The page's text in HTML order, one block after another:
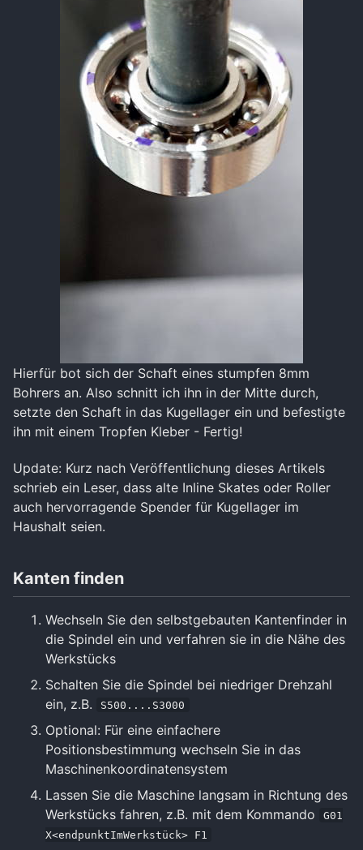
Hierfür bot sich der Schaft eines stumpfen 8mm
Bohrers an. Also schnitt ich ihn in der Mitte durch,
setzte den Schaft in das Kugellager ein und befestigte
ihn mit einem Tropfen Kleber - Fertig!
Update: Kurz nach Veröffentlichung dieses Artikels
schrieb ein Leser, dass alte Inline Skates oder Roller
auch hervorragende Spender für Kugellager im
Haushalt seien.
Kanten finden
Wechseln Sie den selbstgebauten Kantenfinder in
die Spindel ein und verfahren sie in die Nähe des
Werkstücks
Schalten Sie die Spindel bei niedriger Drehzahl
ein, z.B.
S500....S3000
Optional: Für eine einfachere
Positionsbestimmung wechseln Sie in das
Maschinenkoordinatensystem
Lassen Sie die Maschine langsam in Richtung des
Werkstücks fahren, z.B. mit dem Kommando
G01
X<endpunktImWerkstück> F1